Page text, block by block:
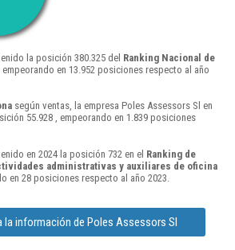
la posición 380.325 del Ranking Nacional de
en 13.952 posiciones respecto al año
según ventas, la empresa Poles Assessors Sl en
55.928 , empeorando en 1.839 posiciones
en 2024 la posición 732 en el Ranking de
administrativas y auxiliares de oficina
en 28 posiciones respecto al año 2023.
la información de Poles Assessors Sl